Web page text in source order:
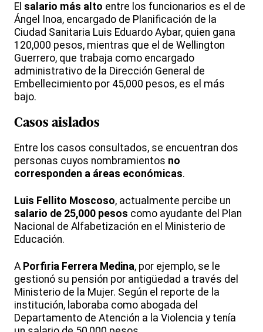
El salario más alto entre los funcionarios es el de
Ángel Inoa, encargado de Planificación de la
Ciudad Sanitaria Luis Eduardo Aybar, quien gana
120,000 pesos, mientras que el de Wellington
Guerrero, que trabaja como encargado
administrativo de la Dirección General de
Embellecimiento por 45,000 pesos, es el más
bajo.
Casos aislados
Entre los casos consultados, se encuentran dos
personas cuyos nombramientos no
corresponden a áreas económicas.
Luis Fellito Moscoso, actualmente percibe un
salario de 25,000 pesos como ayudante del Plan
Nacional de Alfabetización en el Ministerio de
Educación.
A Porfiria Ferrera Medina, por ejemplo, se le
gestionó su pensión por antigüedad a través del
Ministerio de la Mujer. Según el reporte de la
institución, laboraba como abogada del
Departamento de Atención a la Violencia y tenía